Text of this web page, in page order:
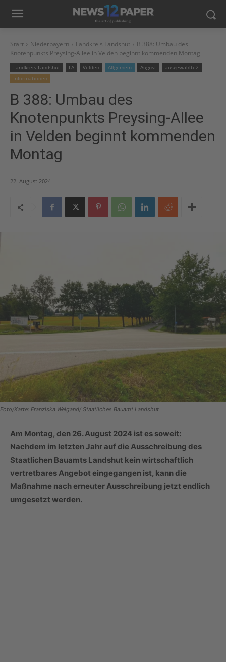
Start Niederbayern Landkreis Landshut
B 388: Umbau des
Knotenpunkts Preysing-Allee in Velden beginnt kommenden Montag
Landkreis Landshut LA Velden Allgemein August
ausgewählte2
Informationen
B 388: Umbau des
Knotenpunkts Preysing-Allee
in Velden beginnt kommenden
Montag
22. August 2024
Foto/Karte: Franziska Weigand/ Staatliches Bauamt Landshut
Am Montag, den 26. August 2024 ist es soweit:
Nachdem im letzten Jahr auf die Ausschreibung des
Staatlichen Bauamts Landshut kein wirtschaftlich
vertretbares Angebot eingegangen ist, kann die
Maßnahme nach erneuter Ausschreibung jetzt endlich
umgesetzt werden.